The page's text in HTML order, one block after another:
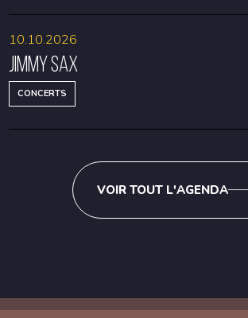
Jimmy Sax
CONCERTS
10.10.2026
VOIR TOUT L'AGENDA